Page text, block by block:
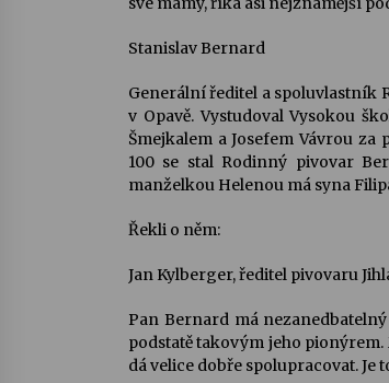
Stanislav Bernard
Generální ředitel a spoluvlastník
v Opavě. Vystudoval Vysokou
Šmejkalem a Josefem Vávrou
100 se stal Rodinný pivovar
manželkou Helenou má syna
Řekli o něm:
Jan Kylberger, ředitel pivovaru
Pan Bernard má
podstatě takovým jeho
dá velice dobře spolupracovat.